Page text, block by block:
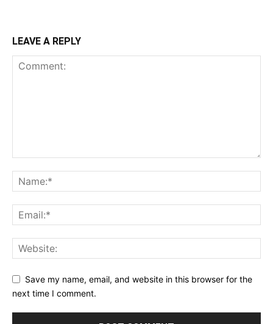
LEAVE A REPLY
Save my name, email, and website in this browser for the
next time I comment.